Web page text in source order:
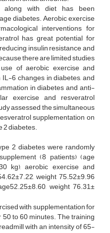
along with diet has been
diabetes. Aerobic exercise
interventions for
has great potential for
insulin resistance and
there are limited studies
of aerobic exercise and
6 changes in diabetes, and
in diabetes and anti-
exercise and resveratrol
assessed the simultaneous
supplementation on
2 diabetes.
2 diabetes were randomly
(8 patients) (age
kg), aerobic exercise and
weight 75.52±9.96
weight 76.31±
with supplementation for
to 60 minutes. The training
with an intensity of 65-